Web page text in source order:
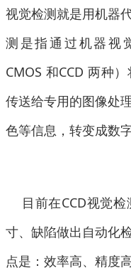
视觉检测就是用机器
测是指通过机器视
CMOS 和CCD 两种
传送给专用的图像处
色等信息，转变成数
目前在CCD视觉检
寸、缺陷做出自动化
点是：效率高、精度